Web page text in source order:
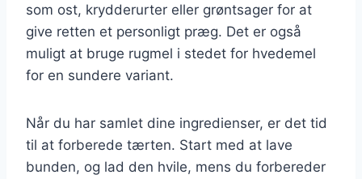
som ost, krydderurter eller grøntsager for at
give retten et personligt præg. Det er også
muligt at bruge rugmel i stedet for hvedemel
for en sundere variant.
Når du har samlet dine ingredienser, er det tid
til at forberede tærten. Start med at lave
bunden, og lad den hvile, mens du forbereder